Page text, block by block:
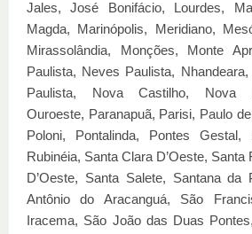
Jales, José Bonifácio, Lourdes,
Magda, Marinópolis, Meridiano,
Mirassolândia, Monções, Monte
Paulista, Neves Paulista,
Paulista, Nova Castilho, Nova
Ouroeste, Paranapuã, Parisi, Paulo
Poloni, Pontalinda, Pontes Gestal,
Rubinéia, Santa Clara D’Oeste, Santa
D’Oeste, Santa Salete, Santana da
Antônio do Aracanguá, São
Iracema, São João das Duas